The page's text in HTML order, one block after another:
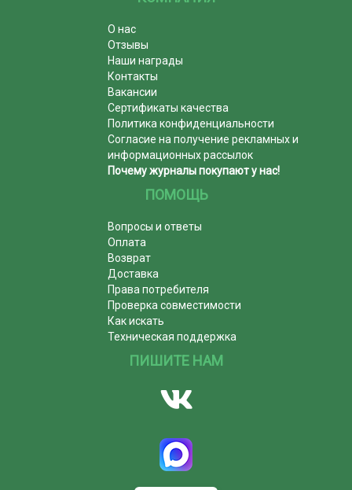
О нас
Отзывы
Наши награды
Контакты
Вакансии
Сертификаты качества
Политика конфиденциальности
Согласие на получение рекламных и
информационных рассылок
Почему журналы покупают у нас!
ПОМОЩЬ
Вопросы и ответы
Оплата
Возврат
Доставка
Права потребителя
Проверка совместимости
Как искать
Техническая поддержка
ПИШИТЕ НАМ